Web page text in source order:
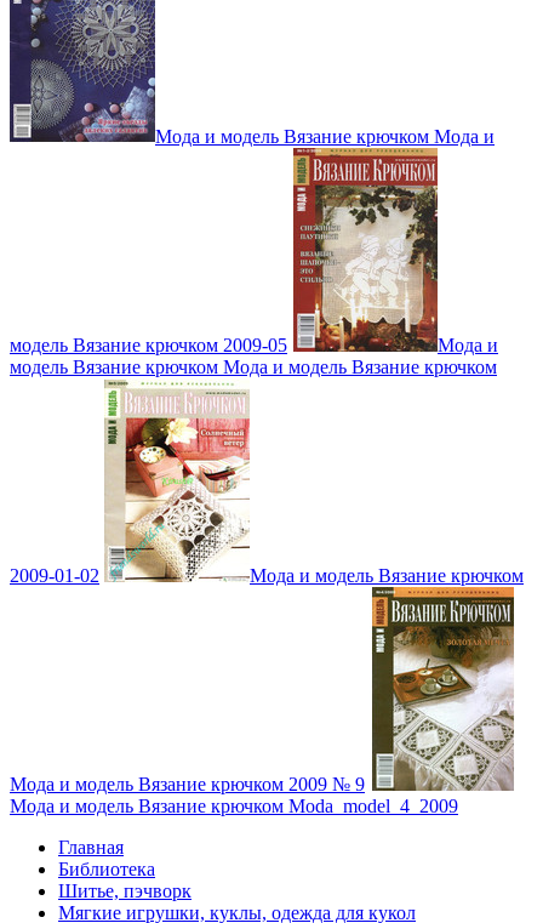
Мода и модель Вязание крючком Мода и
модель Вязание крючком 2009-05
Мода и
модель Вязание крючком Мода и модель Вязание крючком
2009-01-02 Мода и модель Вязание крючком
Мода и модель Вязание крючком 2009 № 9
Мода и модель Вязание крючком Moda_model_4_2009
Главная
Библиотека
Шитье, пэчворк
Мягкие игрушки, куклы, одежда для кукол